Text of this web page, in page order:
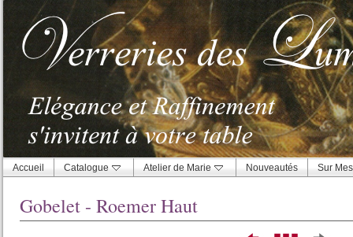
Accueil Catalogue Atelier de Marie Nouveautés Sur
Gobelet - Roemer Haut